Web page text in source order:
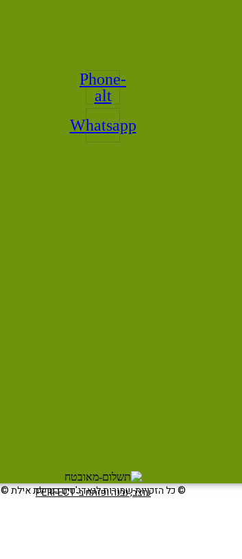
Phone-
alt
Whatsapp
© כל הזכויות שמורות לגאדג'טים בטיילת אילת ©
עוצב, נבנה ופותח ב-PERFECT